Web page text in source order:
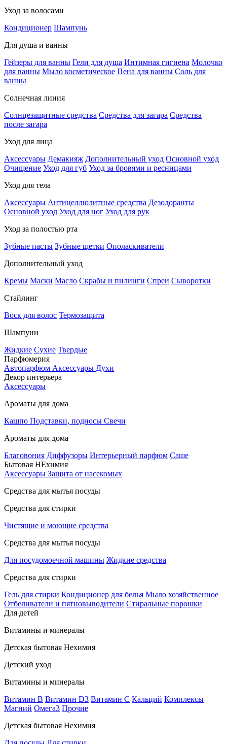
Уход за волосами
Кондиционер Шампунь
Для душа и ванны
Гейзеры для ванны Гели для душа Интимная гигиена Молочко
для ванны Мыло косметическое Пена для ванны Соль для
ванны
Солнечная линия
Солнцезащитные средства Средства для загара Средства
после загара
Уход для лица
Аксессуары Демакияж Дополнительный уход Основной уход
Очищение Уход для губ Уход за бровями и ресницами
Уход для тела
Аксессуары Антицеллюлитные средства Дезодоранты
Основной уход Уход для ног Уход для рук
Уход за полостью рта
Зубные пасты Зубные щетки Ополаскиватели
Дополнительный уход
Кремы Маски Масло Скрабы и пилинги Спреи Сыворотки
Стайлинг
Воск для волос Термозащита
Шампуни
Жидкие Сухие Твердые
Парфюмерия
Автопарфюм Аксессуары Духи
Декор интерьера
Аксессуары
Ароматы для дома
Кашпо Подставки, подносы Свечи
Ароматы для дома
Благовония Диффузоры Интерьерный парфюм Саше
Бытовая НЕхимия
Аксессуары Защита от насекомых
Средства для мытья посуды
Средства для стирки
Чистящие и моющие средства
Средства для мытья посуды
Для посудомоечной машины Жидкие средства
Средства для стирки
Гель для стирки Кондиционер для белья Мыло хозяйственное
Отбеливатели и пятновыводители Стиральные порошки
Для детей
Витамины и минералы
Детская бытовая Нехимия
Детский уход
Витамины и минералы
Витамин В Витамин D3 Витамин С Кальций Комплексы
Магний Омега3 Прочие
Детская бытовая Нехимия